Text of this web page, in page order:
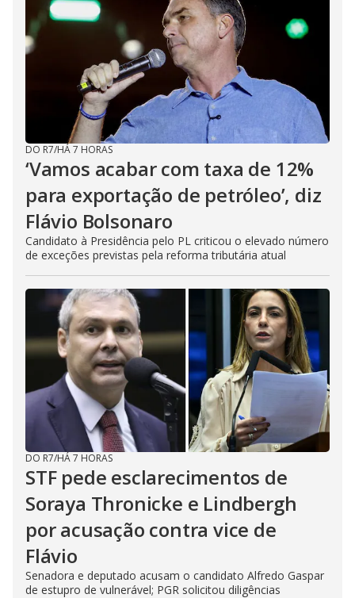
DO R7/HÁ 7 HORAS
‘Vamos acabar com taxa de 12%
para exportação de petróleo’, diz
Flávio Bolsonaro
Candidato à Presidência pelo PL criticou o elevado número
de exceções previstas pela reforma tributária atual
DO R7/HÁ 7 HORAS
STF pede esclarecimentos de
Soraya Thronicke e Lindbergh
por acusação contra vice de
Flávio
Senadora e deputado acusam o candidato Alfredo Gaspar
de estupro de vulnerável; PGR solicitou diligências